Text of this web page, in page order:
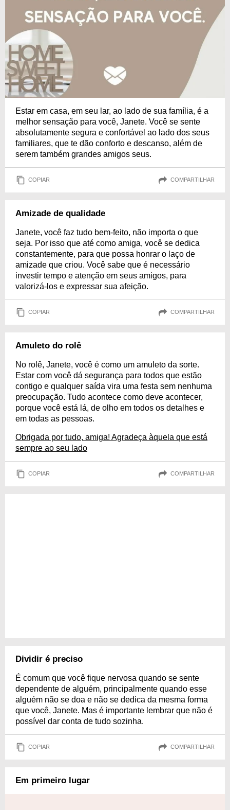
Estar em casa, em seu lar, ao lado de sua família, é a
melhor sensação para você, Janete. Você se sente
absolutamente segura e confortável ao lado dos seus
familiares, que te dão conforto e descanso, além de
serem também grandes amigos seus.
COPIAR COMPARTILHAR
Amizade de qualidade
Janete, você faz tudo bem-feito, não importa o que
seja. Por isso que até como amiga, você se dedica
constantemente, para que possa honrar o laço de
amizade que criou. Você sabe que é necessário
investir tempo e atenção em seus amigos, para
valorizá-los e expressar sua afeição.
COPIAR COMPARTILHAR
Amuleto do rolê
No rolê, Janete, você é como um amuleto da sorte.
Estar com você dá segurança para todos que estão
contigo e qualquer saída vira uma festa sem nenhuma
preocupação. Tudo acontece como deve acontecer,
porque você está lá, de olho em todos os detalhes e
em todas as pessoas.
Obrigada por tudo, amiga! Agradeça àquela que está
sempre ao seu lado
COPIAR COMPARTILHAR
Dividir é preciso
É comum que você fique nervosa quando se sente
dependente de alguém, principalmente quando esse
alguém não se doa e não se dedica da mesma forma
que você, Janete. Mas é importante lembrar que não é
possível dar conta de tudo sozinha.
COPIAR COMPARTILHAR
Em primeiro lugar